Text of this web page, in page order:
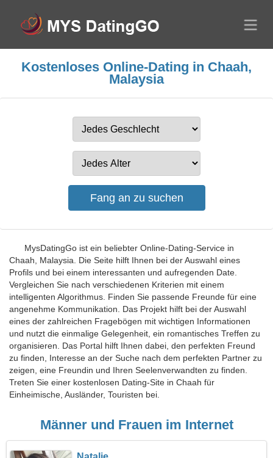
Kostenloses Online-Dating in Chaah,
Malaysia
MysDatingGo ist ein beliebter Online-Dating-Service in
Chaah, Malaysia. Die Seite hilft Ihnen bei der Auswahl eines
Profils und bei einem interessanten und aufregenden Date.
Vergleichen Sie nach verschiedenen Kriterien mit einem
intelligenten Algorithmus. Finden Sie passende Freunde für eine
angenehme Kommunikation. Das Projekt hilft bei der Auswahl
eines der zahlreichen Fragebögen mit wichtigen Informationen
und nutzt die einmalige Gelegenheit, ein romantisches Treffen zu
organisieren. Das Portal hilft Ihnen dabei, den perfekten Freund
zu finden, Interesse an der Suche nach dem perfekten Partner zu
zeigen, eine Freundin und Ihren Seelenverwandten zu finden.
Treten Sie einer kostenlosen Dating-Site in Chaah für
Einheimische, Ausländer, Touristen bei.
Männer und Frauen im Internet